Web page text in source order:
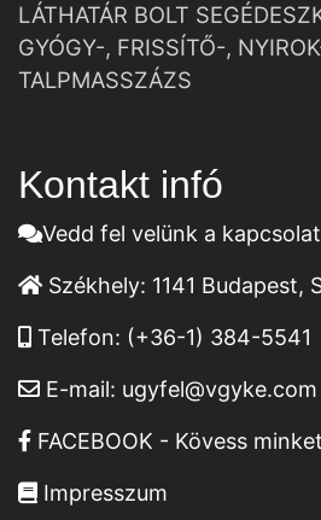
LÁTHATÁR BOLT
GYÓGY-, FRISSÍTŐ-,
TALPMASSZÁZS
Kontakt infó
Vedd fel velünk a
Székhely: 1141 Budapest,
Telefon: (+36-1) 384-5541
E-mail: ugyfel@vgyke.com
FACEBOOK - Kövess
Impresszum